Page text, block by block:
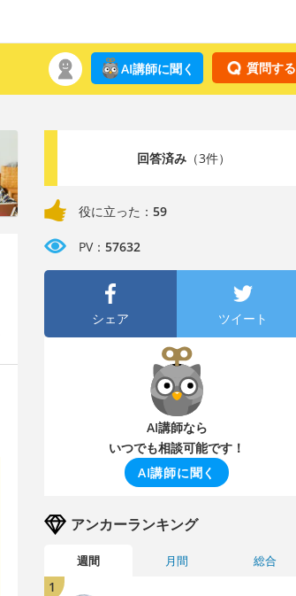
質問する
AI講師に聞く
回答済み（3件）
役に立った： 59
PV： 57632
シェア ツイート
AI講師なら
いつでも相談可能です！
AI講師に聞く
アンカーランキング
週間 月間 総合
1